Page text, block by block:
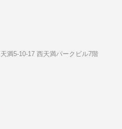
満5-10-17 ⻄天満パークビル7階